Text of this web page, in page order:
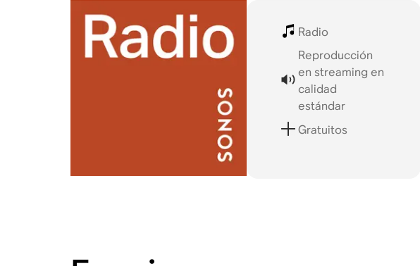
Radio
Reproducción
en streaming en
calidad
estándar
Gratuitos